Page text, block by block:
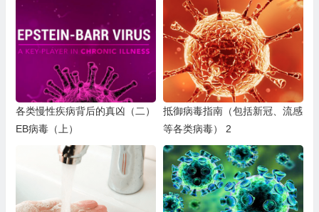
各类慢性疾病背后的真凶（二）
EB病毒（上）
抵御病毒指南（包括新冠、流感
等各类病毒） 2